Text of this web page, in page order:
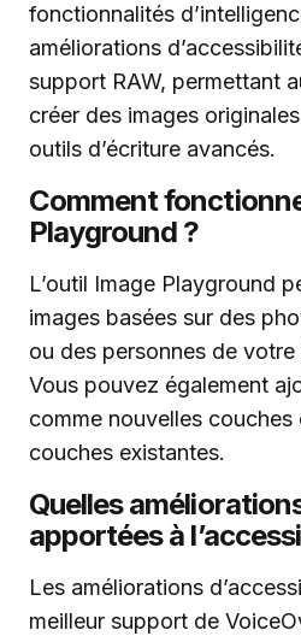
fonctionnalités
améliorations
support RAW, permettant
créer des images
outils d’écriture avancés.
Comment
Playground ?
L’outil Image Playground
images basées sur des
ou des personnes de
Vous pouvez également
comme nouvelles couches
couches existantes.
Quelles
apportées à
Les améliorations
meilleur support de